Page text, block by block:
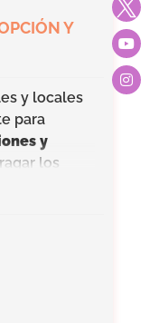
Y
y locales
para
y
los